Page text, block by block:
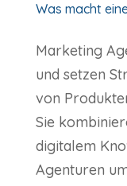
Was macht
Marketing
und setzen
von
Sie
digitalem
Agenturen